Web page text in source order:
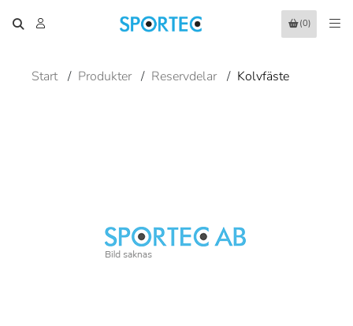
(0)
Start / Produkter / Reservdelar / Kolvfäste